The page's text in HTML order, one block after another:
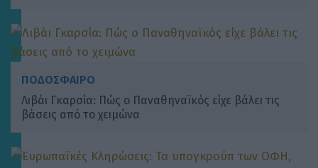
ΠΟΔΟΣΦΑΙΡΟ
Λιβάι Γκαρσία: Πώς ο Παναθηναϊκός είχε βάλει τις
βάσεις από το χειμώνα